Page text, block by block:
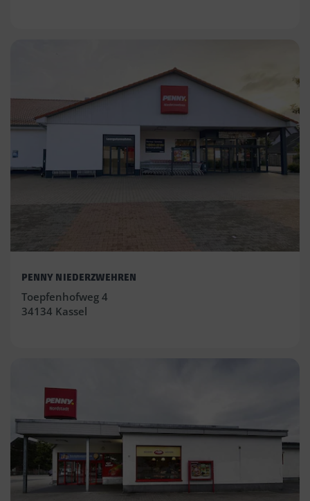
PENNY NIEDERZWEHREN
Toepfenhofweg 4
34134 Kassel